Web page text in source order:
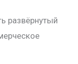
развёрнутый